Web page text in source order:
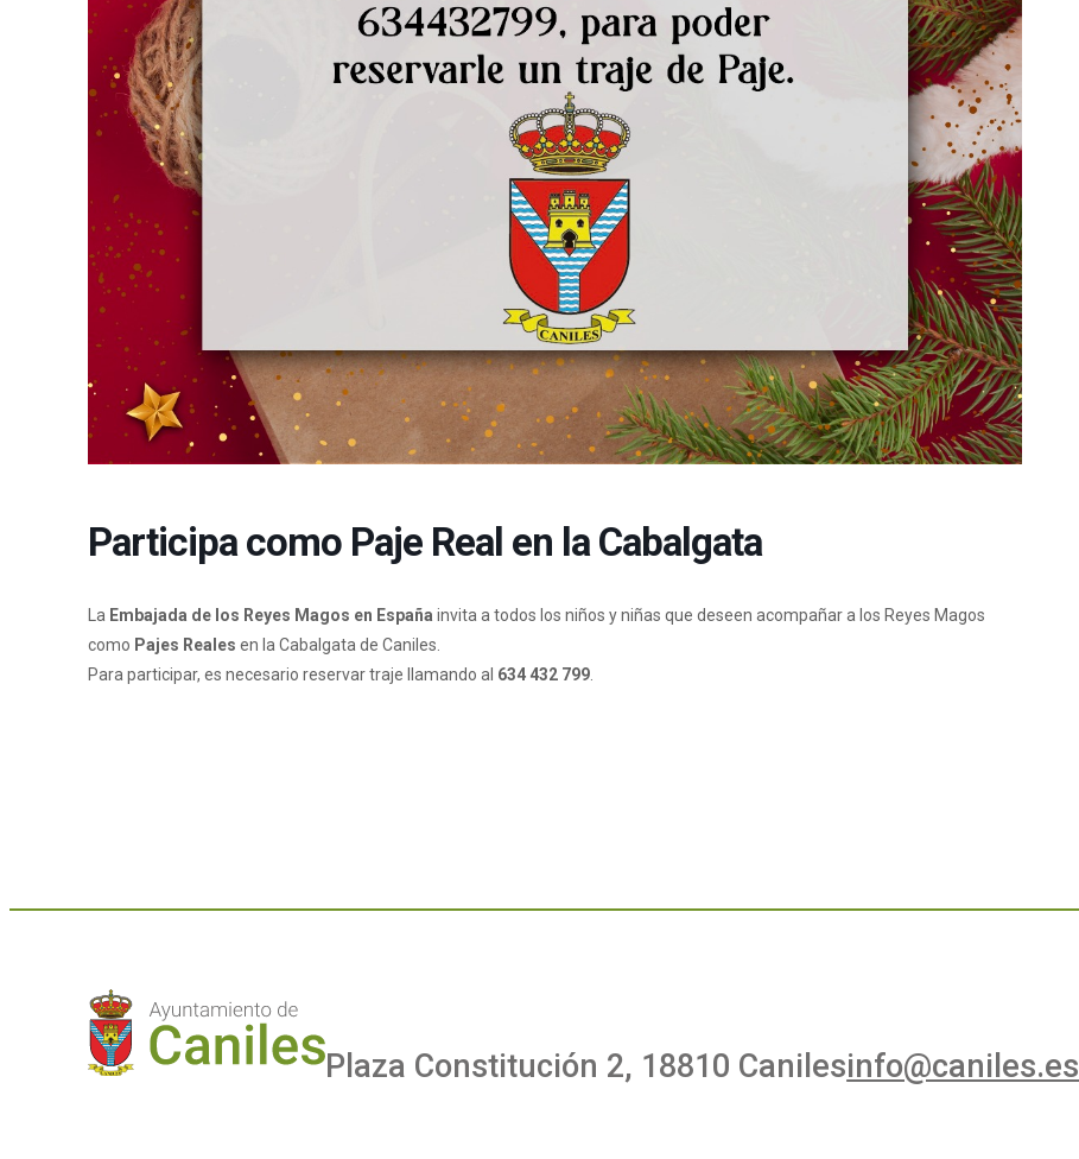
Participa como Paje Real en la Cabalgata
La Embajada de los Reyes Magos en España invita a todos los niños y niñas que deseen acompañar a los Reyes Magos
como Pajes Reales en la Cabalgata de Caniles.
Para participar, es necesario reservar traje llamando al 634 432 799
Plaza Constitución 2, 18810 Canilesinfo@caniles.es